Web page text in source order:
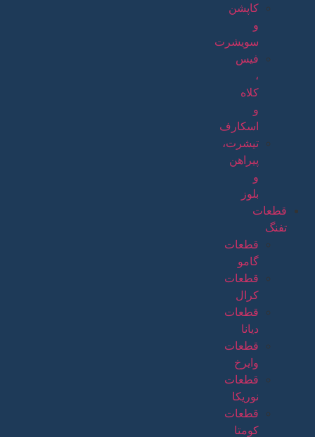
کاپشن
و
سویشرت
فیس
،
کلاه
و
اسکارف
تیشرت،
پیراهن
و
بلوز
قطعات
تفنگ
قطعات
گامو
قطعات
کرال
قطعات
دیانا
قطعات
وایرخ
قطعات
نوریکا
قطعات
کومتا